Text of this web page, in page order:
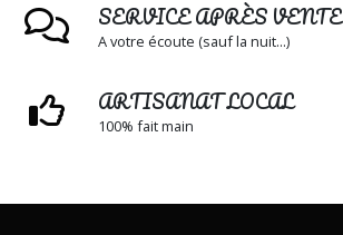
SERVICE APRÈS VENTE
A votre écoute (sauf la nuit...)
ARTISANAT LOCAL
100% fait main